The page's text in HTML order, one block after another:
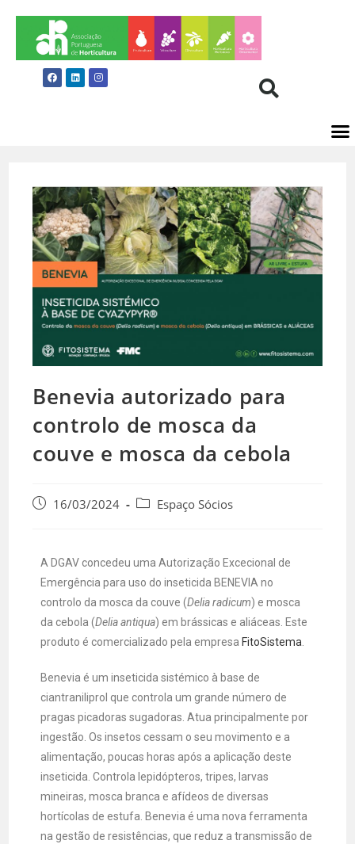
Benevia autorizado para
controlo de mosca da
couve e mosca da cebola
16/03/2024 Espaço Sócios
A DGAV concedeu uma Autorização Excecional de
Emergência para uso do inseticida BENEVIA no
controlo da mosca da couve (Delia radicum) e mosca
da cebola (Delia antiqua) em brássicas e aliáceas. Este
produto é comercializado pela empresa FitoSistema
Benevia é um inseticida sistémico à base de
ciantraniliprol que controla um grande número de
pragas picadoras sugadoras. Atua principalmente por
ingestão. Os insetos cessam o seu movimento e a
alimentação, poucas horas após a aplicação deste
inseticida. Controla lepidópteros, tripes, larvas
mineiras, mosca branca e afídeos de diversas
hortícolas de estufa. Benevia é uma nova ferramenta
na gestão de resistências, que reduz a transmissão de